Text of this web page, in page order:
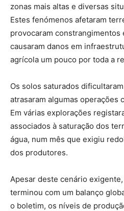
zonas mais altas e diversas
Estes fenómenos afetaram
provocaram constrangimentos
causaram danos em
agrícola um pouco por toda a
Os solos saturados
atrasaram algumas operações
Em várias explorações
associados à saturação dos
água, num mês que exigiu
dos produtores.
Apesar deste cenário
terminou com um balanço
o boletim, os níveis de